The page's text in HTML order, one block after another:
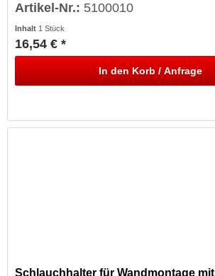
Artikel-Nr.: 5100010
Inhalt 1 Stück
16,54 € *
In den Korb / Anfrage
Schlauchhalter für Wandmontage mit